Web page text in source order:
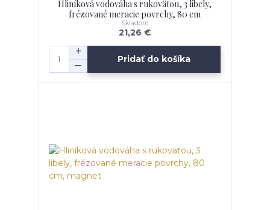
Hliníková vodováha s rukoväťou, 3 libely,
frézované meracie povrchy, 80 cm
21,26 €
Skladom
Pridať do košíka